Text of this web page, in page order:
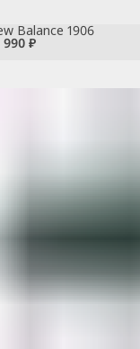
990 ₽
Balance 1906